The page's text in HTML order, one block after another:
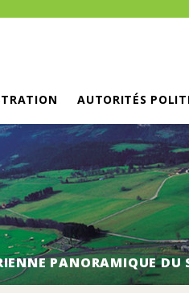
AUTORITÉS
PANORAMIQUE DU